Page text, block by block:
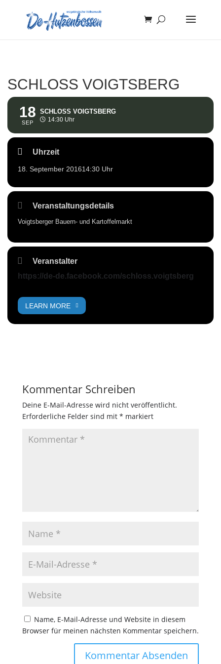
SCHLOSS VOIGTSBERG
18
SEP
SCHLOSS VOIGTSBERG
14:30 Uhr
Uhrzeit
18. September 201614:30 Uhr
Veranstaltungsdetails
Voigtsberger Bauern- und Kartoffelmarkt
Veranstalter
https://de-de.facebook.com/schloss.voigtsberg
LEARN MORE
Kommentar Schreiben
Deine E-Mail-Adresse wird nicht veröffentlicht.
Erforderliche Felder sind mit * markiert
Name, E-Mail-Adresse und Website in diesem
Browser für meinen nächsten Kommentar speichern.